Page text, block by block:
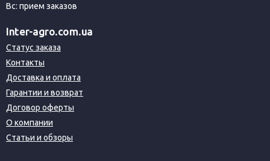
Вс: прием заказов
Inter-agro.com.ua
Статус заказа
Контакты
Доставка и оплата
Гарантии и возврат
Договор оферты
О компании
Статьи и обзоры